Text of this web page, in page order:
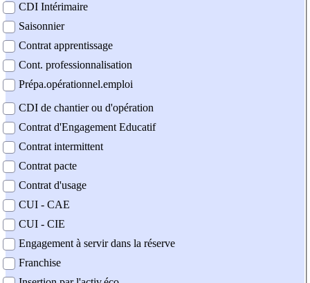
CDI Intérimaire
Saisonnier
Contrat apprentissage
Cont. professionnalisation
Prépa.opérationnel.emploi
CDI de chantier ou d'opération
Contrat d'Engagement Educatif
Contrat intermittent
Contrat pacte
Contrat d'usage
CUI - CAE
CUI - CIE
Engagement à servir dans la réserve
Franchise